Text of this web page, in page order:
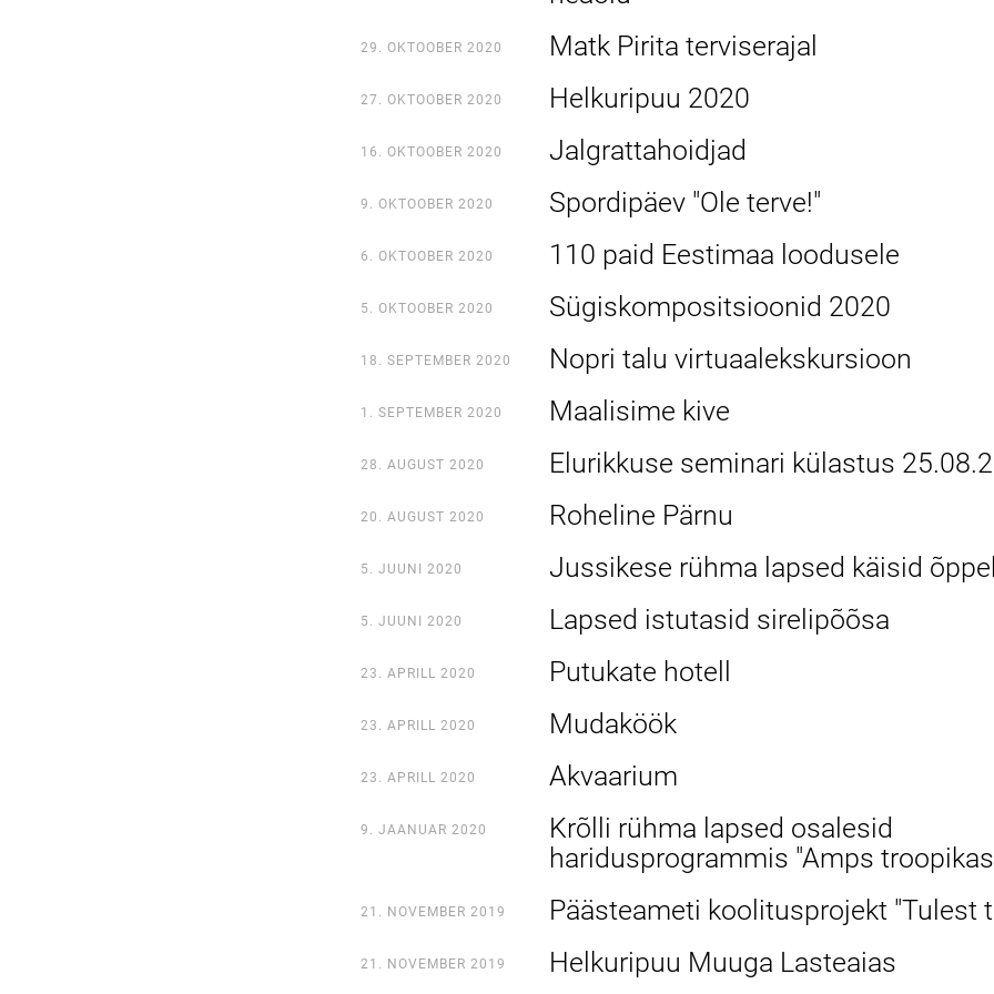
29. OKTOOBER 2020 Matk Pirita terviserajal
27. OKTOOBER 2020 Helkuripuu 2020
16. OKTOOBER 2020 Jalgrattahoidjad
9. OKTOOBER 2020 Spordipäev "Ole terve!"
6. OKTOOBER 2020 110 paid Eestimaa loodusele
5. OKTOOBER 2020 Sügiskompositsioonid 2020
18. SEPTEMBER 2020 Nopri talu virtuaalekskursioon
1. SEPTEMBER 2020 Maalisime kive
28. AUGUST 2020 Elurikkuse seminari külastus
20. AUGUST 2020 Roheline Pärnu
5. JUUNI 2020 Jussikese rühma lapsed käisid
5. JUUNI 2020 Lapsed istutasid sirelipõõsa
23. APRILL 2020 Putukate hotell
23. APRILL 2020 Mudaköök
23. APRILL 2020 Akvaarium
9. JAANUAR 2020
Krõlli rühma lapsed osalesid
haridusprogrammis "Amps
21. NOVEMBER 2019 Päästeameti koolitusprojekt "Tulest
21. NOVEMBER 2019 Helkuripuu Muuga Lasteaias